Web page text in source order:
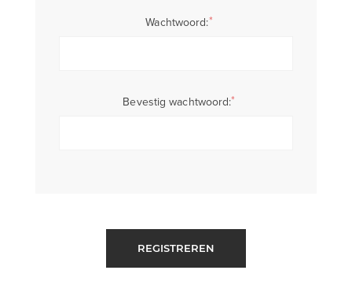
Wachtwoord:*
Bevestig wachtwoord:*
REGISTREREN